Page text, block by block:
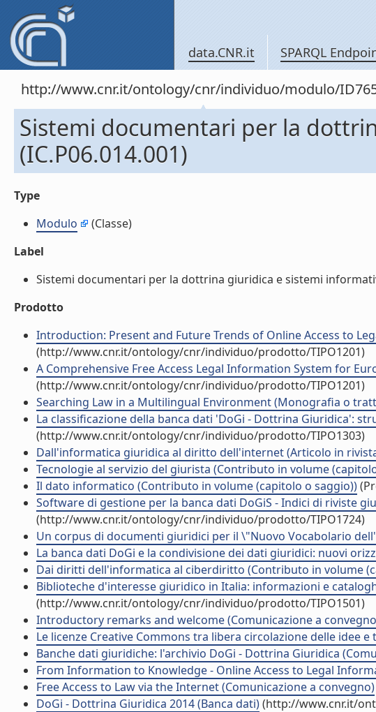
data.CNR.it SPARQL
http://www.cnr.it/ontology/cnr/individuo/modulo/
Sistemi documentari per la
(IC.P06.014.001)
Type
Modulo
(Classe)
Label
Sistemi documentari per la dottrina giuridica e sistemi
Prodotto
Introduction: Present and Future Trends of Online Access to
(http://www.cnr.it/ontology/cnr/individuo/prodotto/TIPO1201)
A Comprehensive Free Access Legal Information System for
(http://www.cnr.it/ontology/cnr/individuo/prodotto/TIPO1201)
Searching Law in a Multilingual Environment (Monografia o
La classificazione della banca dati 'DoGi - Dottrina Giuridica':
(http://www.cnr.it/ontology/cnr/individuo/prodotto/TIPO1303)
Dall'informatica giuridica al diritto dell'internet (Articolo in
Tecnologie al servizio del giurista (Contributo in volume
Il dato informatico (Contributo in volume (capitolo o saggio))
Software di gestione per la banca dati DoGiS - Indici di riviste
(http://www.cnr.it/ontology/cnr/individuo/prodotto/TIPO1724)
Un corpus di documenti giuridici per il \"Nuovo Vocabolario
La banca dati DoGi e la condivisione dei dati giuridici: nuovi
Dai diritti dell'informatica al ciberdiritto (Contributo in volume
Biblioteche d'interesse giuridico in Italia: informazioni e
(http://www.cnr.it/ontology/cnr/individuo/prodotto/TIPO1501)
Introductory remarks and welcome (Comunicazione a
Le licenze Creative Commons tra libera circolazione delle idee
Banche dati giuridiche: l'archivio DoGi - Dottrina Giuridica
From Information to Knowledge - Online Access to Legal
Free Access to Law via the Internet (Comunicazione a convegno)
DoGi - Dottrina Giuridica 2014 (Banca dati)(http://www.cnr.it/